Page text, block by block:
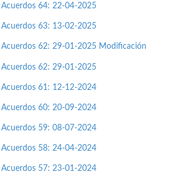
Acuerdos 64: 22-04-2025
Acuerdos 63: 13-02-2025
Acuerdos 62: 29-01-2025 Modificación
Acuerdos 62: 29-01-2025
Acuerdos 61: 12-12-2024
Acuerdos 60: 20-09-2024
Acuerdos 59: 08-07-2024
Acuerdos 58: 24-04-2024
Acuerdos 57: 23-01-2024